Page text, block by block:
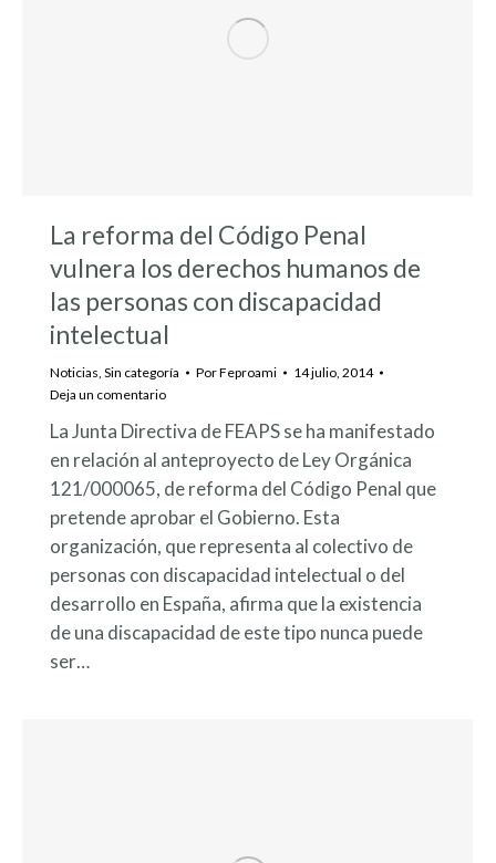
La reforma del Código Penal
vulnera los derechos humanos de
las personas con discapacidad
intelectual
Noticias Sin categoría PorFeproami
14 julio, 2014
Deja un comentario
La Junta Directiva de FEAPS se ha manifestado
en relación al anteproyecto de Ley Orgánica
121/000065, de reforma del Código Penal que
pretende aprobar el Gobierno. Esta
organización, que representa al colectivo de
personas con discapacidad intelectual o del
desarrollo en España, afirma que la existencia
de una discapacidad de este tipo nunca puede
ser…